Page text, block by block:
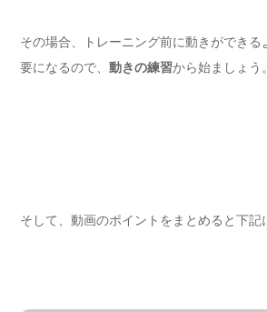
その場合、トレーニング前に動きができる
要になるので、 動きの練習から始ましょう。
そして、動画のポイントをまとめると下記